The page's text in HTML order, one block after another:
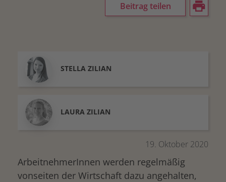
Beitrag teilen
STELLA ZILIAN
LAURA ZILIAN
19. Oktober 2020
ArbeitnehmerInnen werden regelmäßig
vonseiten der Wirtschaft dazu angehalten,